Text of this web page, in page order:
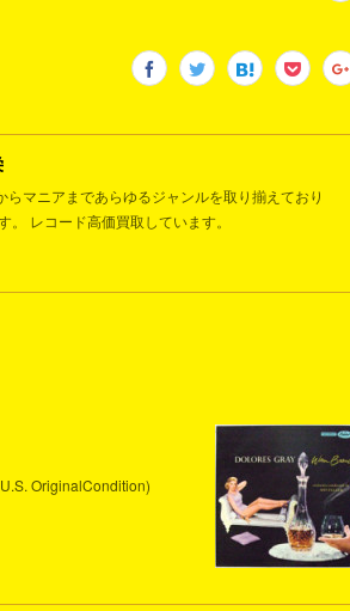
マニアまであらゆるジャンルを取り揃えており
レコード高価買取しています。
OriginalCondition)